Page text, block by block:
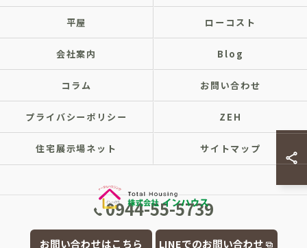
0944-55-5739
お問い合わせはこちら LINEでのお問い合わせ
平屋 ローコスト
会社案内 Blog
コラム お問い合わせ
プライバシーポリシー ZEH
住宅展示場ネット サイトマップ
© 2026 福岡県大牟田市の注文住宅なら株式会社インハウス ALL RIGHTS